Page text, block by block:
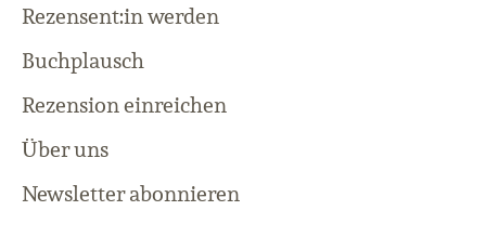
Rezensent:in werden
Buchplausch
Rezension einreichen
Über uns
Newsletter abonnieren